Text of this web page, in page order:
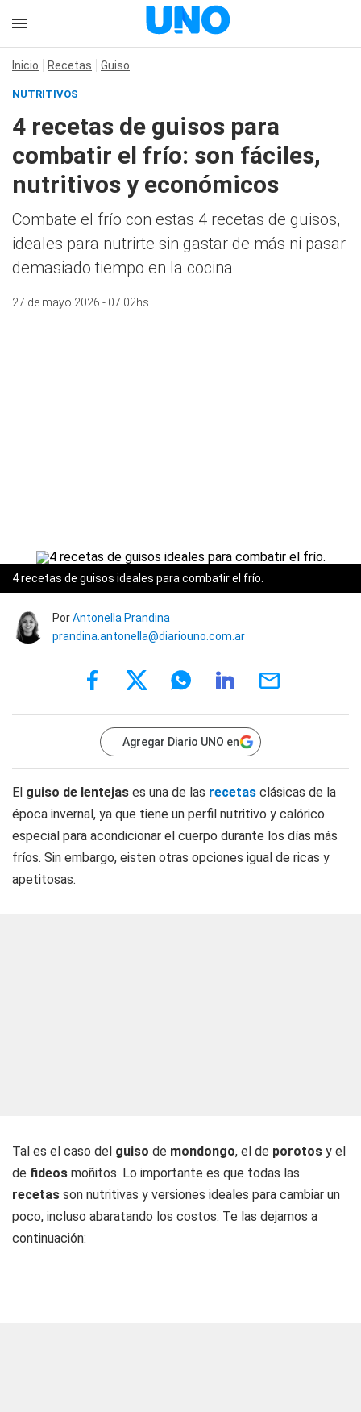
Inicio Recetas Guiso
NUTRITIVOS
4 recetas de guisos para
combatir el frío: son fáciles,
nutritivos y económicos
Combate el frío con estas 4 recetas de guisos,
ideales para nutrirte sin gastar de más ni pasar
demasiado tiempo en la cocina
27 de mayo 2026 - 07:02hs
4 recetas de guisos ideales para combatir el frío.
PorAntonella Prandina
prandina.antonella@diariouno.com.ar
Agregar Diario UNO en
El guiso de lentejas es una de las recetas clásicas de la
época invernal, ya que tiene un perfil nutritivo y calórico
especial para acondicionar el cuerpo durante los días más
fríos. Sin embargo, eisten otras opciones igual de ricas y
apetitosas.
Tal es el caso del guiso de mondongo, el de porotos y el
de fideos moñitos. Lo importante es que todas las
recetas son nutritivas y versiones ideales para cambiar un
poco, incluso abaratando los costos. Te las dejamos a
continuación: